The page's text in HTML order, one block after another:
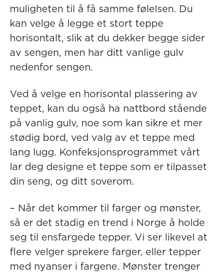
muligheten til å få samme følelsen. Du
kan velge å legge et stort teppe
horisontalt, slik at du dekker begge sider
av sengen, men har ditt vanlige gulv
nedenfor sengen.
Ved å velge en horisontal plassering av
teppet, kan du også ha nattbord stående
på vanlig gulv, noe som kan sikre et mer
stødig bord, ved valg av et teppe med
lang lugg. Konfeksjonsprogrammet vårt
lar deg designe et teppe som er tilpasset
din seng, og ditt soverom.
– Når det kommer til farger og mønster,
så er det stadig en trend i Norge å holde
seg til ensfargede tepper. Vi ser likevel at
flere velger sprekere farger, eller tepper
med nyanser i fargene. Mønster trenger